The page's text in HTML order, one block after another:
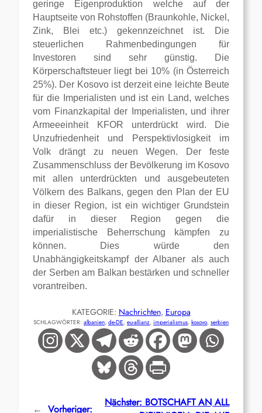
geringe Eigenproduktion welche auf der
Hauptseite von Rohstoffen (Braunkohle, Nickel,
Zink, Blei etc.) gekennzeichnet ist. Die
steuerlichen Rahmenbedingungen für
Investoren sind sehr günstig. Die
Körperschaftsteuer liegt bei 10% (in Österreich
25%). Der Kosovo ist derzeit eine leichte Beute
für die Imperialisten und ist ein Land, welches
vom Finanzkapital der Imperialisten, und ihrer
Armeeeinheit KFOR unterdrückt wird. Die
Unzufriedenheit und Perspektivlosigkeit im
Volk drängt zu neuen Wegen. Der feste
Zusammenschluss der Bevölkerung im Kosovo
mit allen unterdrückten und ausgebeuteten
Völkern des Balkans, gegen den Plan der EU
in dieser Region, ist ein wichtiger Grundstein
dafür in dieser Region gegen die
imperialistische Beherrschung kämpfen zu
können. Dies würde den
Unabhängigkeitskampf der Albaner als auch
der Serben am Balkan bestärken und schneller
vorantreiben.
KATEGORIE: Nachrichten, Europa
SCHLAGWÖRTER: albanien, de-DE, eu-allianz, imperialismus, kosovo, serbien
← Vorheriger: Nächster: BOTSCHAFT AN ALL